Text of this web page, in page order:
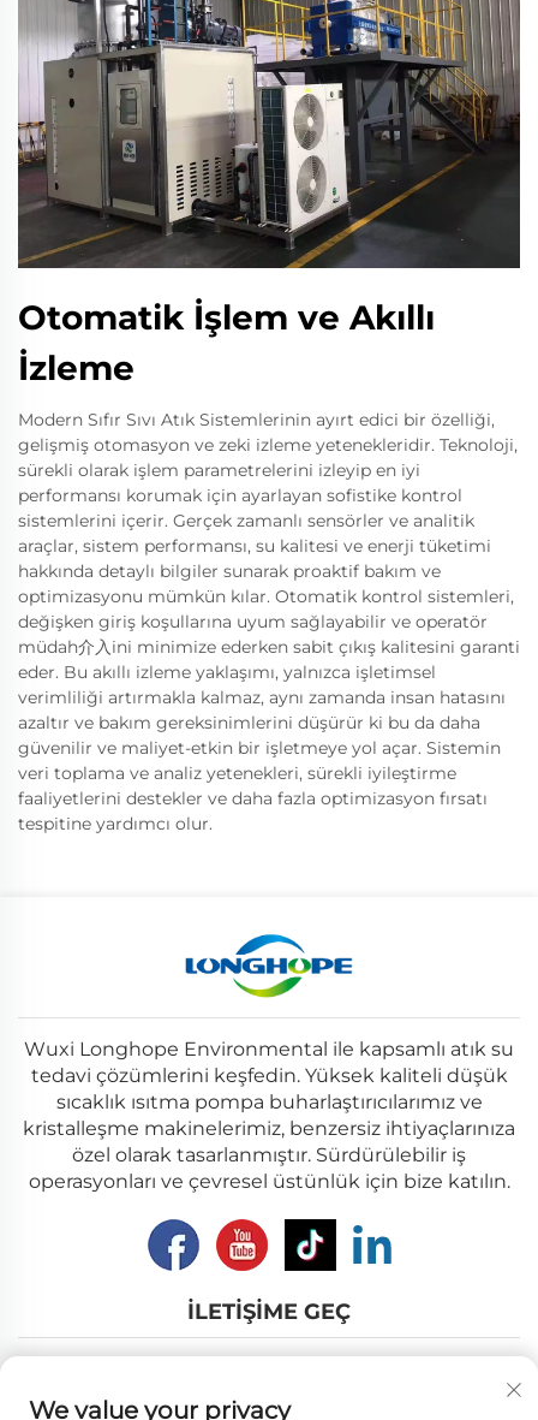
Otomatik İşlem ve Akıllı
İzleme
Modern Sıfır Sıvı Atık Sistemlerinin ayırt edici bir özelliği,
gelişmiş otomasyon ve zeki izleme yetenekleridir. Teknoloji,
sürekli olarak işlem parametrelerini izleyip en iyi
performansı korumak için ayarlayan sofistike kontrol
sistemlerini içerir. Gerçek zamanlı sensörler ve analitik
araçlar, sistem performansı, su kalitesi ve enerji tüketimi
hakkında detaylı bilgiler sunarak proaktif bakım ve
optimizasyonu mümkün kılar. Otomatik kontrol sistemleri,
değişken giriş koşullarına uyum sağlayabilir ve operatör
müdah介入ini minimize ederken sabit çıkış kalitesini garanti
eder. Bu akıllı izleme yaklaşımı, yalnızca işletimsel
verimliliği artırmakla kalmaz, aynı zamanda insan hatasını
azaltır ve bakım gereksinimlerini düşürür ki bu da daha
güvenilir ve maliyet-etkin bir işletmeye yol açar. Sistemin
veri toplama ve analiz yetenekleri, sürekli iyileştirme
faaliyetlerini destekler ve daha fazla optimizasyon fırsatı
tespitine yardımcı olur.
Wuxi Longhope Environmental ile kapsamlı atık su
tedavi çözümlerini keşfedin. Yüksek kaliteli düşük
sıcaklık ısıtma pompa buharlaştırıcılarımız ve
kristalleşme makinelerimiz, benzersiz ihtiyaçlarınıza
özel olarak tasarlanmıştır. Sürdürülebilir iş
operasyonları ve çevresel üstünlük için bize katılın.
İLETIŞIME GEÇ
E-posta:[email protected]
We value your privacy